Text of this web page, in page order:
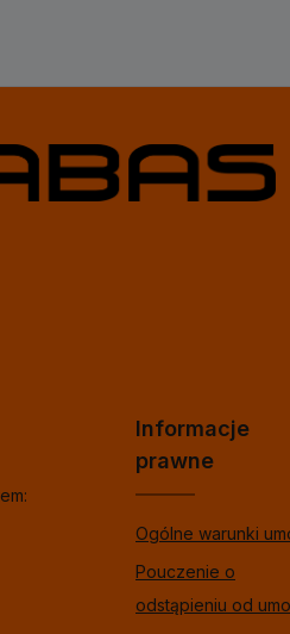
Informacje
prawne
Ogólne warunki
Pouczenie o
odstąpieniu od